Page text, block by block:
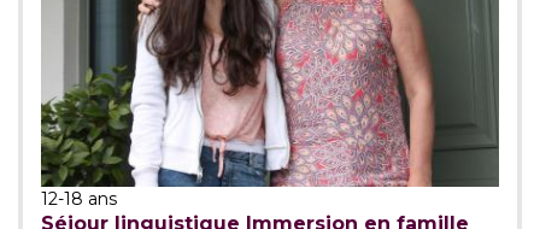
12-18 ans
Séjour linguistique Immersion en famille